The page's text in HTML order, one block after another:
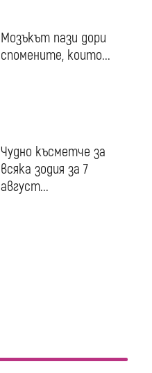
Мозъкът пази дори
спомените, които...
Чудно късметче за
всяка зодия за 7
август...